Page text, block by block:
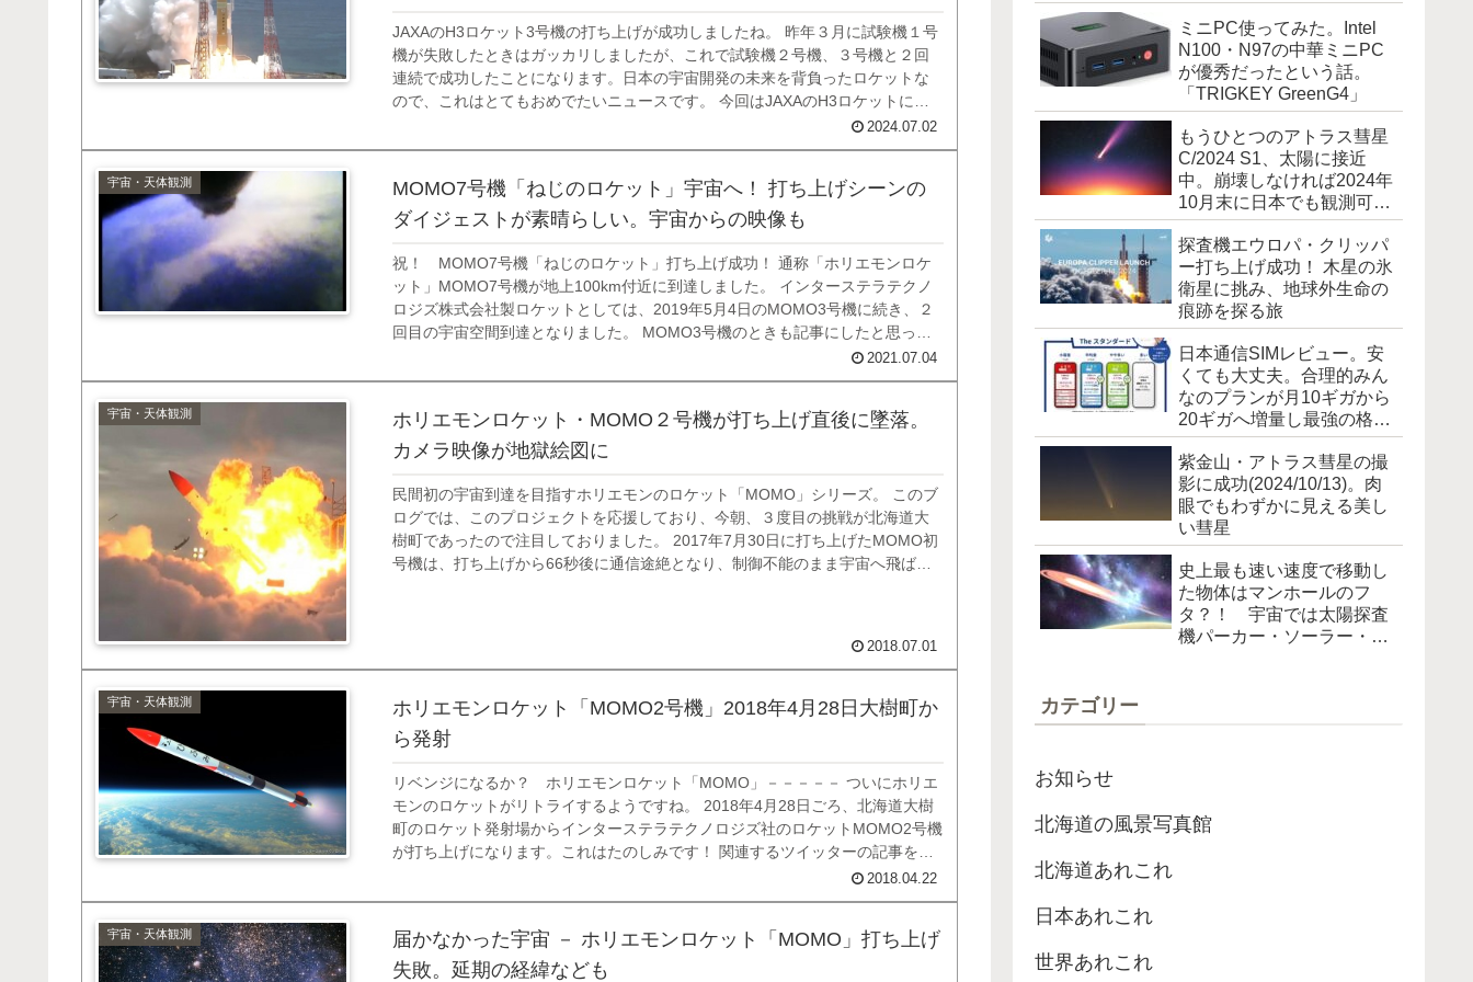
JAXAのH3ロケット3号機の打ち上げが成功しましたね。 昨年３月に試験機１号
機が失敗したときはガッカリしましたが、これで試験機２号機、３号機と２回
連続で成功したことになります。日本の宇宙開発の未来を背負ったロケットな
ので、これはとてもおめでたいニュースです。 今回はJAXAのH3ロケットにに
ついて、今までのロケットと何が違うかなどをお話したいと思います。 H3
ロケット３号機について JAX...
2024.07.02
宇宙・天体観測
MOMO7号機「ねじのロケット」宇宙へ！ 打ち上げシーンの
ダイジェストが素晴らしい。宇宙からの映像も
祝！ MOMO7号機「ねじのロケット」打ち上げ成功！ 通称「ホリエモンロケ
ット」MOMO7号機が地上100km付近に到達しました。 インターステラテクノ
ロジズ株式会社製ロケットとしては、2019年5月4日のMOMO3号機に続き、２
回目の宇宙空間到達となりました。 MOMO3号機のときも記事にしたと思って
いたのですが、このブログに載っているのは2号機まででしたね（汗） なんで
だろ？ あれは夢だったの...
2021.07.04
宇宙・天体観測
ホリエモンロケット・MOMO２号機が打ち上げ直後に墜落。
カメラ映像が地獄絵図に
民間初の宇宙到達を目指すホリエモンのロケット「MOMO」シリーズ。 このブ
ログでは、このプロジェクトを応援しており、今朝、３度目の挑戦が北海道大
樹町であったので注目しておりました。 2017年7月30日に打ち上げたMOMO初
号機は、打ち上げから66秒後に通信途絶となり、制御不能のまま宇宙へ飛ばす
2018.07.01
宇宙・天体観測
ホリエモンロケット「MOMO2号機」2018年4月28日大樹町か
ら発射
リベンジになるか？ ホリエモンロケット「MOMO」－－－－－ ついにホリエ
モンのロケットがリトライするようですね。 2018年4月28日ごろ、北海道大樹
町のロケット発射場からインターステラテクノロジズ社のロケットMOMO2号機
が打ち上げになります。これはたのしみです！ 関連するツイッターの記事を紹
介しておきます。 本日、4月28日（土）にMOMO2号機の打上げ実験を行うこと
を発表しました。打上げの...
2018.04.22
宇宙・天体観測
届かなかった宇宙 － ホリエモンロケット「MOMO」打ち上げ
失敗。延期の経緯なども
ミニPC使ってみた。Intel
N100・N97の中華ミニPC
が優秀だったという話。
「TRIGKEY GreenG4」
もうひとつのアトラス彗星
C/2024 S1、太陽に接近
中。崩壊しなければ2024年
10月末に日本でも観測可能
に [追記]霧散しました
探査機エウロパ・クリッパ
ー打ち上げ成功！ 木星の氷
衛星に挑み、地球外生命の
痕跡を探る旅
日本通信SIMレビュー。安
くても大丈夫。合理的みん
なのプランが月10ギガから
20ギガへ増量し最強の格安
SIM爆誕！
紫金山・アトラス彗星の撮
影に成功(2024/10/13)。肉
眼でもわずかに見える美し
い彗星
史上最も速い速度で移動し
た物体はマンホールのフ
タ？！ 宇宙では太陽探査
機パーカー・ソーラー・プ
カテゴリー
お知らせ
北海道の風景写真館
北海道あれこれ
日本あれこれ
世界あれこれ